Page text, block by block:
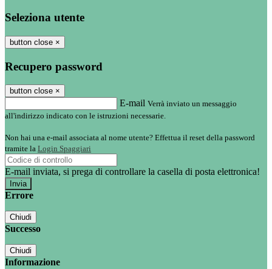
Seleziona utente
button close ×
Recupero password
button close ×
E-mail Verrà inviato un messaggio
all'indirizzo indicato con le istruzioni necessarie.
Non hai una e-mail associata al nome utente? Effettua il reset della password
tramite la Login Spaggiari
E-mail inviata, si prega di controllare la casella di posta elettronica!
Errore
Chiudi
Successo
Chiudi
Informazione